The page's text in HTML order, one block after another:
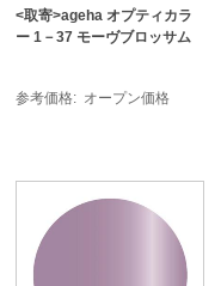
<取寄>ageha オプティカラ
ー 1－37 モーヴブロッサム
参考価格 オープン価格